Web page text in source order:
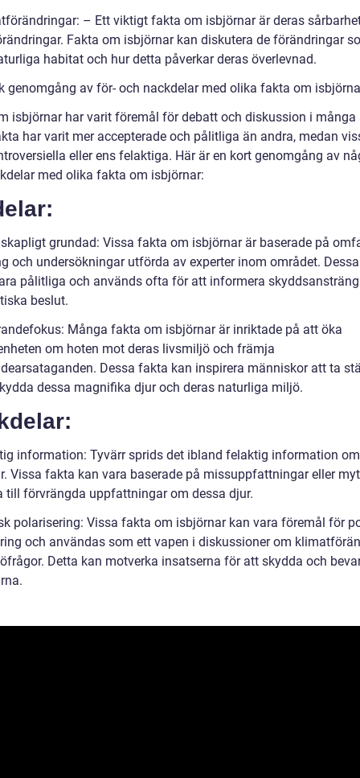
– Ett viktigt fakta om isbjörnar är deras
Fakta om isbjörnar kan diskutera de förändringar
habitat och hur detta påverkar deras överlevnad.
genomgång av för- och nackdelar med olika fakta om
isbjörnar har varit föremål för debatt och diskussion i många
har varit mer accepterade och pålitliga än andra, medan
eller ens felaktiga. Här är en kort genomgång av
med olika fakta om isbjörnar:
grundad: Vissa fakta om isbjörnar är baserade på
och undersökningar utförda av experter inom området.
pålitliga och används ofta för att informera
beslut.
Många fakta om isbjörnar är inriktade på att öka
om hoten mot deras livsmiljö och främja
Dessa fakta kan inspirera människor att ta
dessa magnifika djur och deras naturliga miljö.
information: Tyvärr sprids det ibland felaktig information om
Vissa fakta kan vara baserade på missuppfattningar eller
till förvrängda uppfattningar om dessa djur.
polarisering: Vissa fakta om isbjörnar kan vara föremål för
och användas som ett vapen i diskussioner om
Detta kan motverka insatserna för att skydda och